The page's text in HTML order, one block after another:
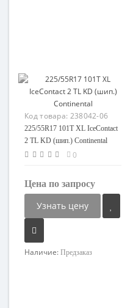
Код товара: 238042-06
225/55R17 101T XL IceContact
2 TL KD (шип.) Continental
0
Цена по запросу
Узнать цену
Наличие: Предзаказ